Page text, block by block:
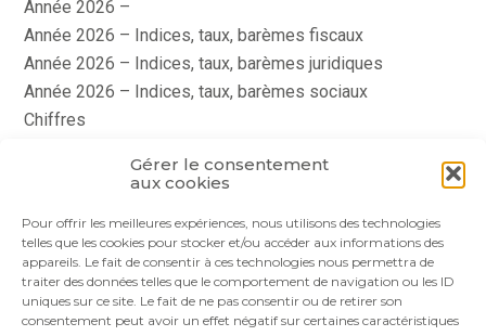
Gérer le consentement
aux cookies
Pour offrir les meilleures expériences, nous utilisons des technologies
telles que les cookies pour stocker et/ou accéder aux informations des
appareils. Le fait de consentir à ces technologies nous permettra de
traiter des données telles que le comportement de navigation ou les ID
uniques sur ce site. Le fait de ne pas consentir ou de retirer son
consentement peut avoir un effet négatif sur certaines caractéristiques
Année 2026 –
Année 2026 – Indices, taux, barèmes fiscaux
Année 2026 – Indices, taux, barèmes juridiques
Année 2026 – Indices, taux, barèmes sociaux
Chiffres
Le coin du dirigeant